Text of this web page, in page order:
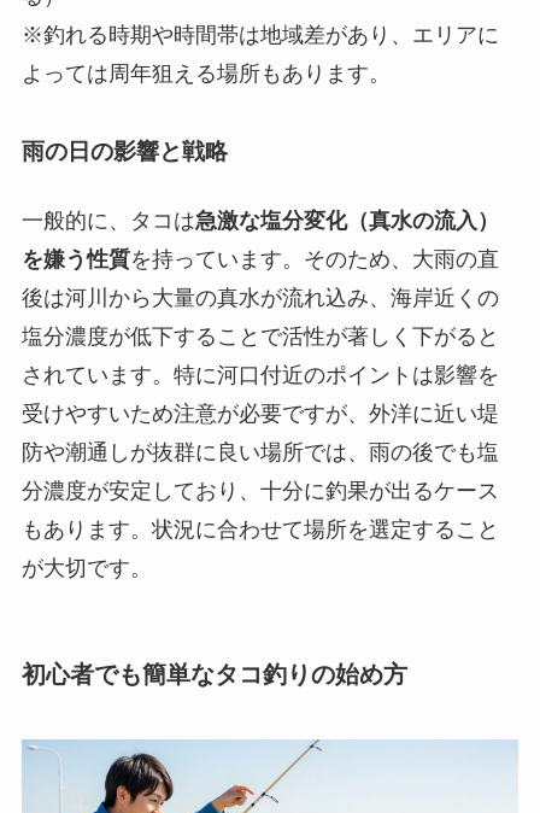
※釣れる時期や時間帯は地域差があり、エリアに
よっては周年狙える場所もあります。
雨の日の影響と戦略
一般的に、タコは急激な塩分変化（真水の流入）
を嫌う性質を持っています。そのため、大雨の直
後は河川から大量の真水が流れ込み、海岸近くの
塩分濃度が低下することで活性が著しく下がると
されています。特に河口付近のポイントは影響を
受けやすいため注意が必要ですが、外洋に近い堤
防や潮通しが抜群に良い場所では、雨の後でも塩
分濃度が安定しており、十分に釣果が出るケース
もあります。状況に合わせて場所を選定すること
が大切です。
初心者でも簡単なタコ釣りの始め方